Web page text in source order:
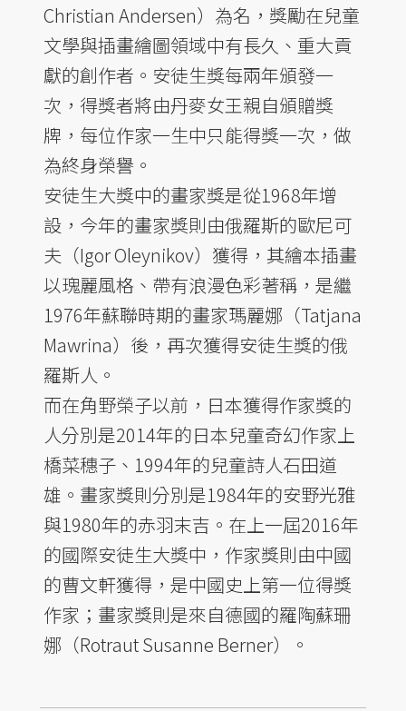
Christian Andersen）為名，獎勵在兒童
文學與插畫繪圖領域中有長久、重大貢
獻的創作者。安徒生獎每兩年頒發一
次，得獎者將由丹麥女王親自頒贈獎
牌，每位作家一生中只能得獎一次，做
為終身榮譽。
安徒生大獎中的畫家獎是從1968年增
設，今年的畫家獎則由俄羅斯的歐尼可
夫（Igor Oleynikov）獲得，其繪本插畫
以瑰麗風格、帶有浪漫色彩著稱，是繼
1976年蘇聯時期的畫家瑪麗娜（Tatjana
Mawrina）後，再次獲得安徒生獎的俄
羅斯人。
而在角野榮子以前，日本獲得作家獎的
人分別是2014年的日本兒童奇幻作家上
橋菜穗子、1994年的兒童詩人石田道
雄。畫家獎則分別是1984年的安野光雅
與1980年的赤羽末吉。在上一屆2016年
的國際安徒生大獎中，作家獎則由中國
的曹文軒獲得，是中國史上第一位得獎
作家；畫家獎則是來自德國的羅陶蘇珊
娜（Rotraut Susanne Berner）。